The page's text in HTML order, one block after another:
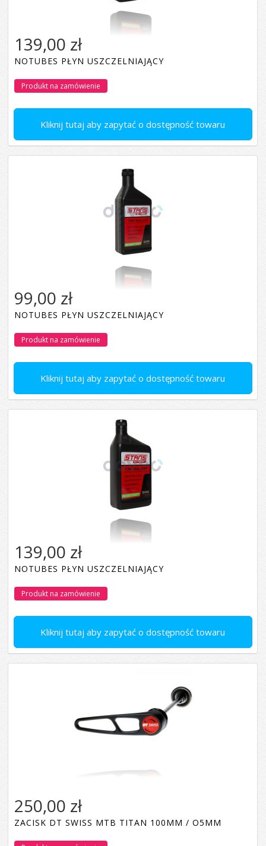
Kliknij tutaj aby zapytać o dostępność towaru
139,00 zł
NOTUBES PŁYN USZCZELNIAJĄCY
Produkt na zamówienie
Kliknij tutaj aby zapytać o dostępność towaru
99,00 zł
NOTUBES PŁYN USZCZELNIAJĄCY
Produkt na zamówienie
Kliknij tutaj aby zapytać o dostępność towaru
139,00 zł
NOTUBES PŁYN USZCZELNIAJĄCY
Produkt na zamówienie
250,00 zł
ZACISK DT SWISS MTB TITAN 100MM / O5MM